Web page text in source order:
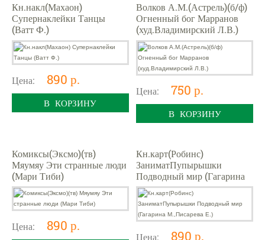
Кн.накл(Махаон)
Супернаклейки Танцы
(Ватт Ф.)
Цена: 890 р.
В КОРЗИНУ
Волков А.М.(Астрель)(б/ф)
Огненный бог Марранов
(худ.Владимирский Л.В.)
Цена: 750 р.
В КОРЗИНУ
Комиксы(Эксмо)(тв)
Мяумяу Эти странные люди
(Мари Тиби)
Цена: 890 р.
Кн.карт(Робинс)
ЗаниматПупырышки
Подводный мир (Гагарина
М.,Писарева Е.)
Цена: 890 р.